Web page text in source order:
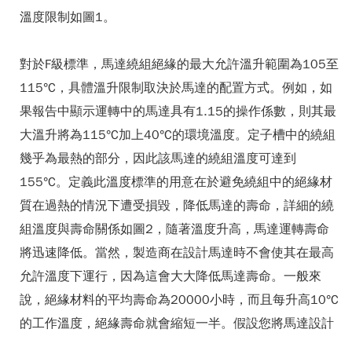
溫度限制如圖1。
對於F級標準，馬達繞組絕緣的最大允許溫升範圍為105至
115°C，具體溫升限制取決於馬達的配置方式。例如，如
果報告中顯示運轉中的馬達具有1.15的操作係數，則其最
大溫升將為115°C加上40°C的環境溫度。定子槽中的繞組
幾乎為最熱的部分，因此該馬達的繞組溫度可達到
155°C。定義此溫度標準的用意在於避免繞組中的絕緣材
質在過熱的情況下遭受損毀，降低馬達的壽命，詳細的繞
組溫度與壽命關係如圖2，隨著溫度升高，馬達運轉壽命
將迅速降低。當然，製造商在設計馬達時不會使其在最高
允許溫度下運行，因為這會大大降低馬達壽命。一般來
說，絕緣材料的平均壽命為20000小時，而且每升高10°C
的工作溫度，絕緣壽命就會縮短一半。假設您將馬達設計